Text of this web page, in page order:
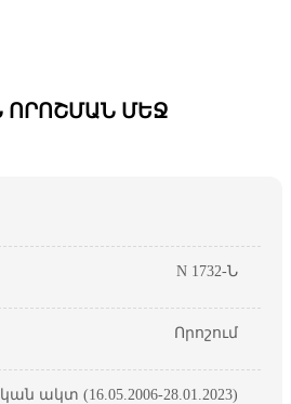
ՈՐՈՇՄԱՆ ՄԵՋ
N 1732-Ն
Որոշում
ակտ (16.05.2006-28.01.2023)